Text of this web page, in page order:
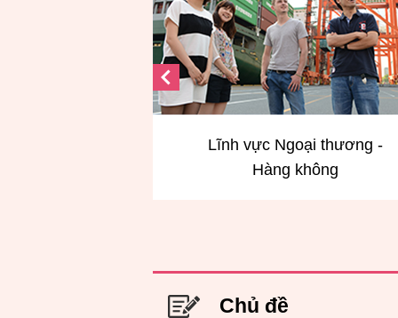
Lĩnh vực
Chủ đề